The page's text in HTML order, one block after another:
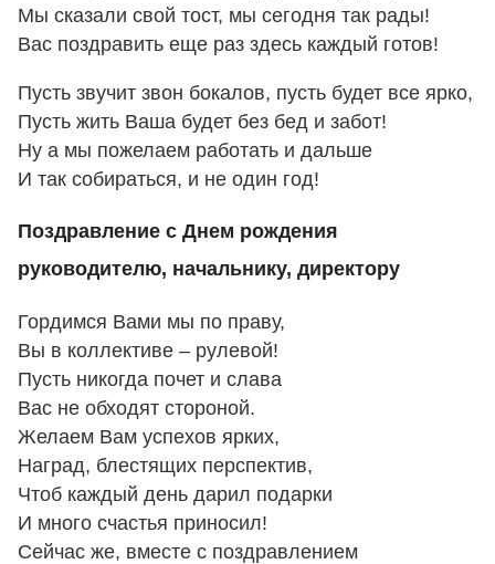
Мы сказали свой тост, мы сегодня так рады!
Вас поздравить еще раз здесь каждый готов!
Пусть звучит звон бокалов, пусть будет все ярко,
Пусть жить Ваша будет без бед и забот!
Ну а мы пожелаем работать и дальше
И так собираться, и не один год!
Поздравление с Днем рождения
руководителю, начальнику, директору
Гордимся Вами мы по праву,
Вы в коллективе – рулевой!
Пусть никогда почет и слава
Вас не обходят стороной.
Желаем Вам успехов ярких,
Наград, блестящих перспектив,
Чтоб каждый день дарил подарки
И много счастья приносил!
Сейчас же, вместе с поздравлением